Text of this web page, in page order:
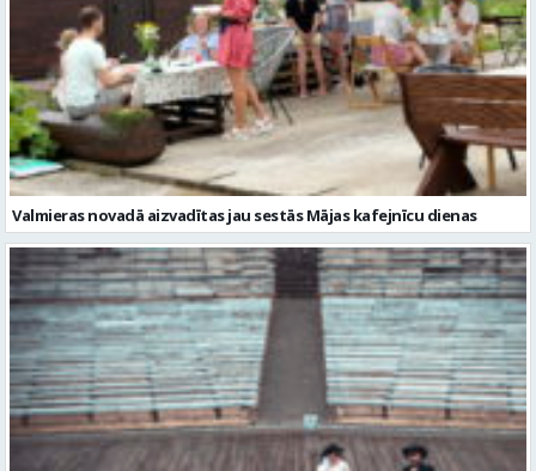
Valmieras novadā aizvadītas jau sestās Mājas kafejnīcu dienas